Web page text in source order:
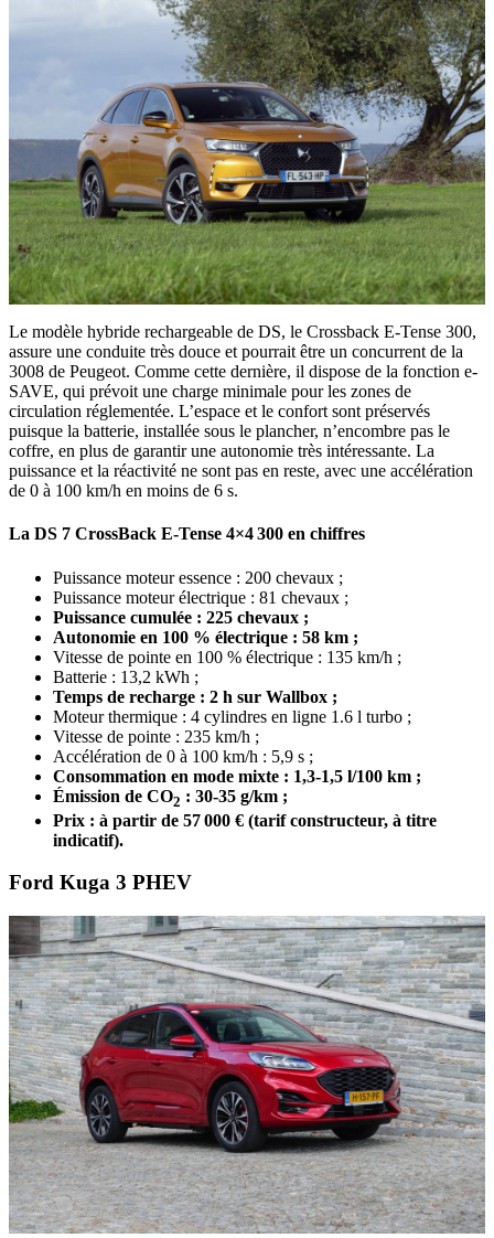
Le modèle hybride rechargeable de DS, le Crossback E-Tense 300,
assure une conduite très douce et pourrait être un concurrent de la
3008 de Peugeot. Comme cette dernière, il dispose de la fonction e-
SAVE, qui prévoit une charge minimale pour les zones de
circulation réglementée. L’espace et le confort sont préservés
puisque la batterie, installée sous le plancher, n’encombre pas le
coffre, en plus de garantir une autonomie très intéressante. La
puissance et la réactivité ne sont pas en reste, avec une accélération
de 0 à 100 km/h en moins de 6 s.
La DS 7 CrossBack E-Tense 4×4 300 en chiffres
Puissance moteur essence : 200 chevaux ;
Puissance moteur électrique : 81 chevaux ;
Puissance cumulée : 225 chevaux ;
Autonomie en 100 % électrique : 58 km ;
Vitesse de pointe en 100 % électrique : 135 km/h ;
Batterie : 13,2 kWh ;
Temps de recharge : 2 h sur Wallbox ;
Moteur thermique : 4 cylindres en ligne 1.6 l turbo ;
Vitesse de pointe : 235 km/h ;
Accélération de 0 à 100 km/h : 5,9 s ;
Consommation en mode mixte : 1,3-1,5 l/100 km ;
Émission de CO2 : 30-35 g/km ;
Prix : à partir de 57 000 € (tarif constructeur, à titre
indicatif).
Ford Kuga 3 PHEV